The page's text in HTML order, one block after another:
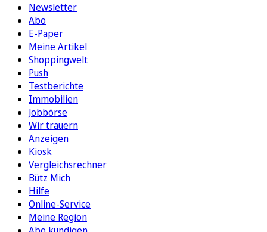
Newsletter
Abo
E-Paper
Meine Artikel
Shoppingwelt
Push
Testberichte
Immobilien
Jobbörse
Wir trauern
Anzeigen
Kiosk
Vergleichsrechner
Bütz Mich
Hilfe
Online-Service
Meine Region